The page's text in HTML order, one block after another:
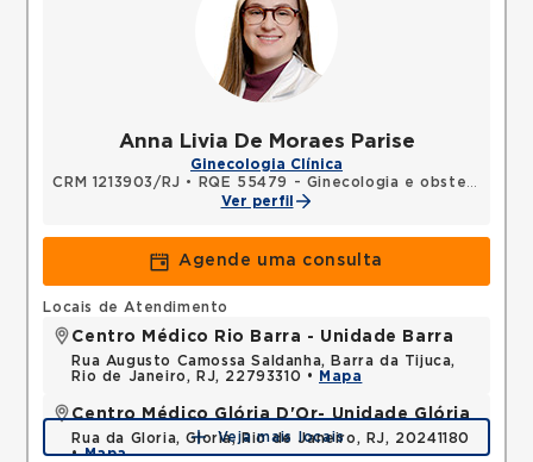
Anna Livia De Moraes Parise
Ginecologia Clínica
CRM 1213903/RJ •
RQE 55479 - Ginecologia e obstetrícia
Ver perfil
Agende uma consulta
Locais de Atendimento
Centro Médico Rio Barra - Unidade Barra
Rua Augusto Camossa Saldanha, Barra da Tijuca,
Rio de Janeiro, RJ, 22793310 •
Mapa
Centro Médico Glória D'Or- Unidade Glória
Rua da Gloria, Gloria, Rio de Janeiro, RJ, 20241180
•Mapa
Veja mais locais